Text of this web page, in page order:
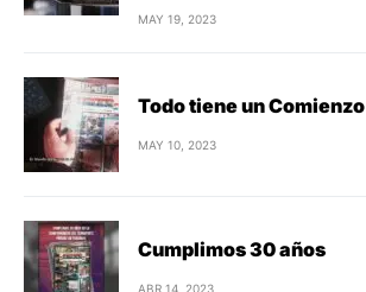
MAY 19, 2023
Todo tiene un Comienzo
MAY 10, 2023
Cumplimos 30 años
ABR 14, 2023